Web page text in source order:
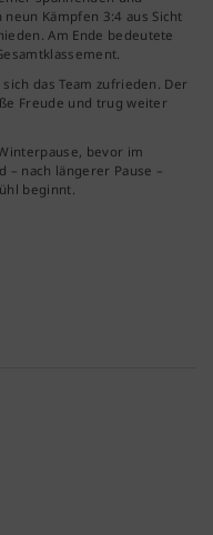
Kämpfen 3:4 aus Sicht
Am Ende bedeutete
das Team zufrieden. Der
Freude und trug weiter
bevor im
– nach längerer Pause –
beginnt.